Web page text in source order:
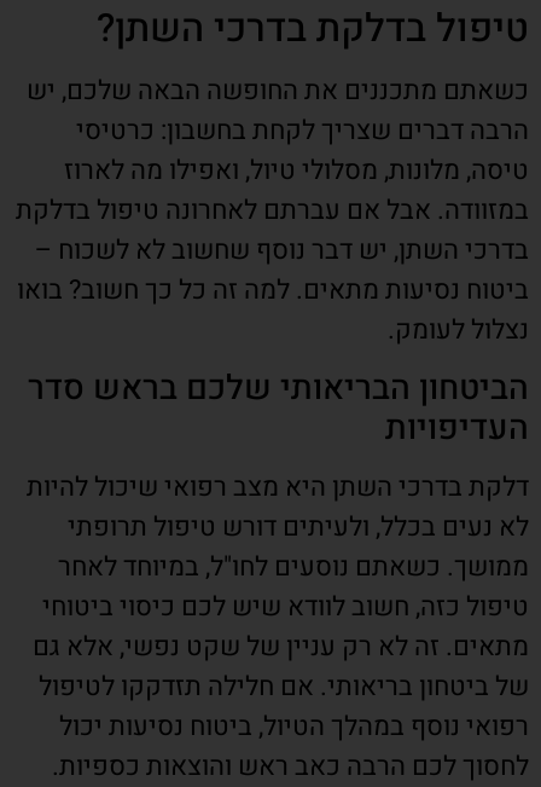
טיפול בדלקת בדרכי השתן?
כשאתם מתכננים את החופשה הבאה שלכם, יש
הרבה דברים שצריך לקחת בחשבון: כרטיסי
טיסה, מלונות, מסלולי טיול, ואפילו מה לארוז
במזוודה. אבל אם עברתם לאחרונה טיפול בדלקת
בדרכי השתן, יש דבר נוסף שחשוב לא לשכוח –
ביטוח נסיעות מתאים. למה זה כל כך חשוב? בואו
נצלול לעומק.
הביטחון הבריאותי שלכם בראש סדר
העדיפויות
דלקת בדרכי השתן היא מצב רפואי שיכול להיות
לא נעים בכלל, ולעיתים דורש טיפול תרופתי
ממושך. כשאתם נוסעים לחו"ל, במיוחד לאחר
טיפול כזה, חשוב לוודא שיש לכם כיסוי ביטוחי
מתאים. זה לא רק עניין של שקט נפשי, אלא גם
של ביטחון בריאותי. אם חלילה תזדקקו לטיפול
רפואי נוסף במהלך הטיול, ביטוח נסיעות יכול
לחסוך לכם הרבה כאב ראש והוצאות כספיות.